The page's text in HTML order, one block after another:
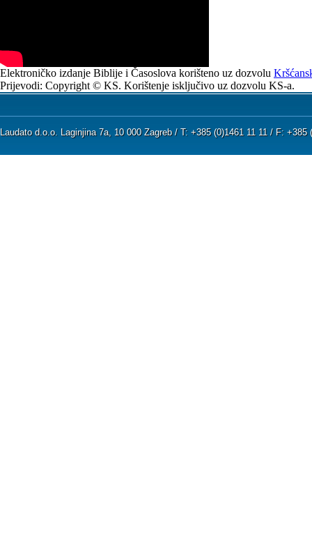
Elektroničko izdanje Biblije i Časoslova korišteno uz dozvolu
Prijevodi: Copyright © KS. Korištenje isključivo uz dozvolu KS-a.
Laudato d.o.o. Laginjina 7a, 10 000 Zagreb / T: +385 (0)1461 11 11 / F: